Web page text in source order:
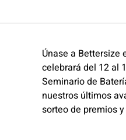
Únase a Bettersize
celebrará del 12 al
Seminario de
nuestros últimos
sorteo de premios